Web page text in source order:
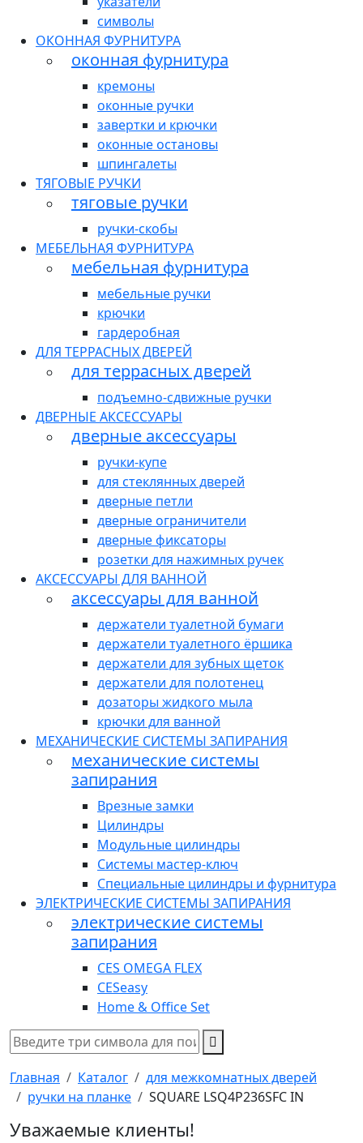
символы
ОКОННАЯ ФУРНИТУРА
оконная фурнитура
кремоны
оконные ручки
завертки и крючки
оконные остановы
шпингалеты
ТЯГОВЫЕ РУЧКИ
тяговые ручки
ручки-скобы
МЕБЕЛЬНАЯ ФУРНИТУРА
мебельная фурнитура
мебельные ручки
крючки
гардеробная
ДЛЯ ТЕРРАСНЫХ ДВЕРЕЙ
для террасных дверей
подъемно-сдвижные ручки
ДВЕРНЫЕ АКСЕССУАРЫ
дверные аксессуары
ручки-купе
для стеклянных дверей
дверные петли
дверные ограничители
дверные фиксаторы
розетки для нажимных ручек
АКСЕССУАРЫ ДЛЯ ВАННОЙ
аксессуары для ванной
держатели туалетной бумаги
держатели туалетного ёршика
держатели для зубных щеток
держатели для полотенец
дозаторы жидкого мыла
крючки для ванной
МЕХАНИЧЕСКИЕ СИСТЕМЫ ЗАПИРАНИЯ
механические системы
запирания
Врезные замки
Цилиндры
Модульные цилиндры
Системы мастер-ключ
Специальные цилиндры и фурнитура
ЭЛЕКТРИЧЕСКИЕ СИСТЕМЫ ЗАПИРАНИЯ
электрические системы
запирания
CES OMEGA FLEX
CESeasy
Home & Office Set
Главная Каталог
для межкомнатных дверей
ручки на планке
SQUARE LSQ4P236SFC IN
Уважаемые клиенты!